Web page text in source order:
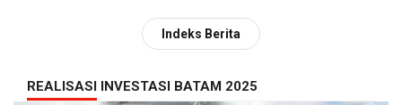
Indeks Berita
REALISASI INVESTASI BATAM 2025